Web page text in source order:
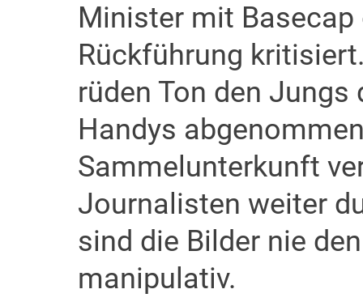
Minister mit Basecap
Rückführung
rüden Ton den Jungs
Handys
Sammelunterkunft
Journalisten weiter
sind die Bilder nie
manipulativ.